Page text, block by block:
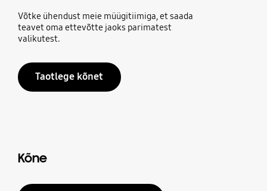
Võtke ühendust meie müügitiimiga, et saada
teavet oma ettevõtte jaoks parimatest
valikutest.
Taotlege kõnet
Kõne